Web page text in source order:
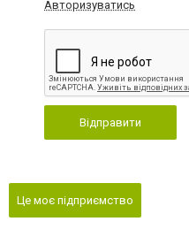
Авторизуватись
Відправити
Це моє підприємство